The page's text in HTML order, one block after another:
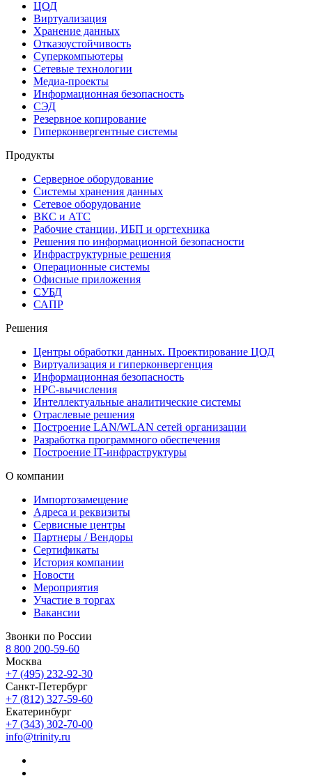
ЦОД
Виртуализация
Хранение данных
Отказоустойчивость
Суперкомпьютеры
Сетевые технологии
Медиа-проекты
Информационная безопасность
СЭД
Резервное копирование
Гиперконвергентные системы
Продукты
Серверное оборудование
Системы хранения данных
Сетевое оборудование
ВКС и АТС
Рабочие станции, ИБП и оргтехника
Решения по информационной безопасности
Инфраструктурные решения
Операционные системы
Офисные приложения
СУБД
САПР
Решения
Центры обработки данных. Проектирование ЦОД
Виртуализация и гиперконвергенция
Информационная безопасность
HPC-вычисления
Интеллектуальные аналитические системы
Отраслевые решения
Построение LAN/WLAN сетей организации
Разработка программного обеспечения
Построение IT-инфраструктуры
О компании
Импортозамещение
Адреса и реквизиты
Сервисные центры
Партнеры / Вендоры
Сертификаты
История компании
Новости
Мероприятия
Участие в торгах
Вакансии
Звонки по России
8 800 200-59-60
Москва
+7 (495) 232-92-30
Санкт-Петербург
+7 (812) 327-59-60
Екатеринбург
+7 (343) 302-70-00
info@trinity.ru